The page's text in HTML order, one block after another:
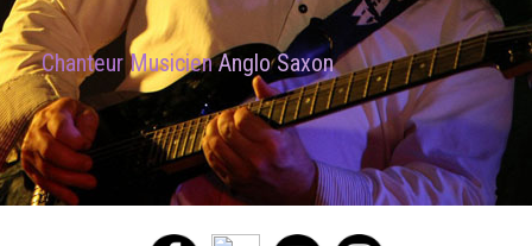
Chanteur MusicienAnglo Saxon